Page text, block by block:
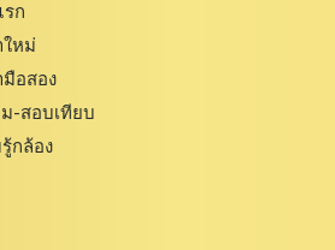
ก
หม่
อสอง
-สอบเทียบ
กล้อง